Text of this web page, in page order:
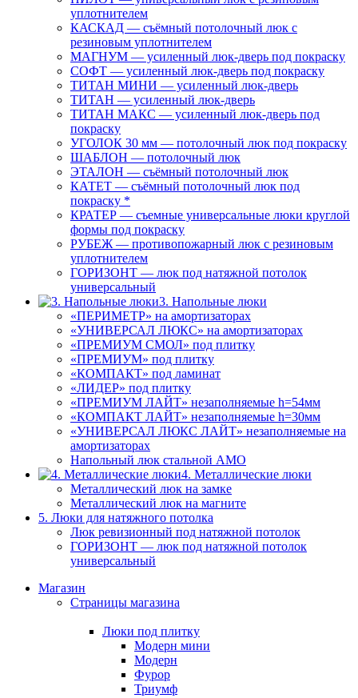
уплотнителем
КАСКАД — съёмный потолочный люк с
резиновым уплотнителем
МАГНУМ — усиленный люк-дверь под покраску
СОФТ — усиленный люк-дверь под покраску
ТИТАН МИНИ — усиленный люк-дверь
ТИТАН — усиленный люк-дверь
ТИТАН МАКС — усиленный люк-дверь под
покраску
УГОЛОК 30 мм — потолочный люк под покраску
ШАБЛОН — потолочный люк
ЭТАЛОН — съёмный потолочный люк
КАТЕТ — съёмный потолочный люк под
покраску *
КРАТЕР — съемные универсальные люки круглой
формы под покраску
РУБЕЖ — противопожарный люк с резиновым
уплотнителем
ГОРИЗОНТ — люк под натяжной потолок
универсальный
3. Напольные люки
«ПЕРИМЕТР» на амортизаторах
«УНИВЕРСАЛ ЛЮКС» на амортизаторах
«ПРЕМИУМ СМОЛ» под плитку
«ПРЕМИУМ» под плитку
«КОМПАКТ» под ламинат
«ЛИДЕР» под плитку
«ПРЕМИУМ ЛАЙТ» незаполняемые h=54мм
«КОМПАКТ ЛАЙТ» незаполняемые h=30мм
«УНИВЕРСАЛ ЛЮКС ЛАЙТ» незаполняемые на
амортизаторах
Напольный люк стальной АМО
4. Металлические люки
Металлический люк на замке
Металлический люк на магните
5. Люки для натяжного потолка
Люк ревизионный под натяжной потолок
ГОРИЗОНТ — люк под натяжной потолок
универсальный
Магазин
Страницы магазина
Люки под плитку
Модерн мини
Модерн
Фурор
Триумф